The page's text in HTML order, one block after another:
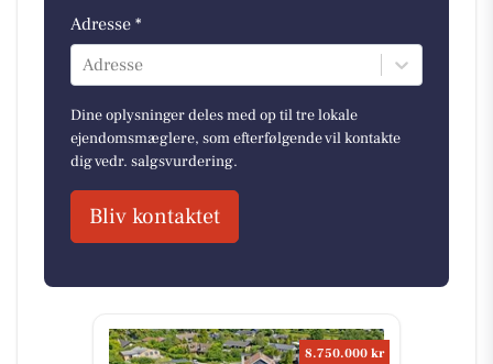
Adresse *
Adresse
Dine oplysninger deles med op til tre lokale
ejendomsmæglere, som efterfølgende vil kontakte
dig vedr. salgsvurdering.
Bliv kontaktet
8.750.000 kr